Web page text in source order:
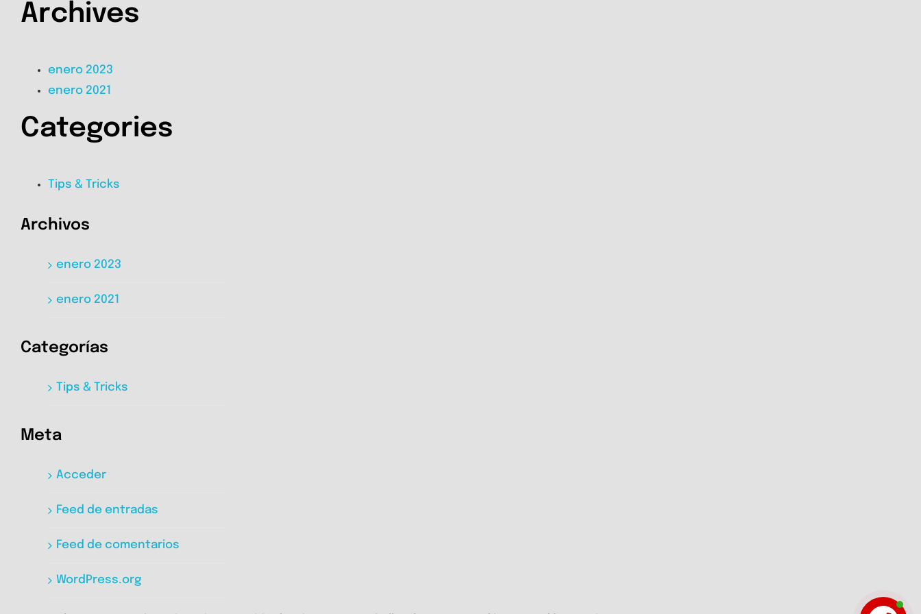
Archives
enero 2023
enero 2021
Categories
Tips & Tricks
Archivos
enero 2023
enero 2021
Categorías
Tips & Tricks
Meta
Acceder
Feed de entradas
Feed de comentarios
WordPress.org